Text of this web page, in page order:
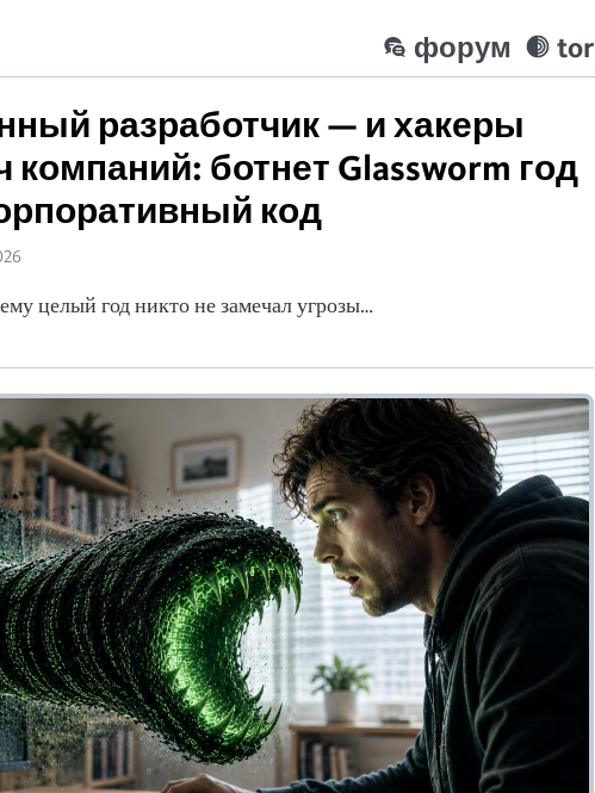
tor
форум
разработчик — и хакеры
компаний: ботнет Glassworm год
код
целый год никто не замечал угрозы…